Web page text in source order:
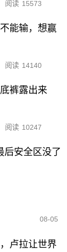
阅读 15573
能输，想赢
阅读 14140
裤露出来
阅读 10247
后安全区没了
08-05
卢拉让世界